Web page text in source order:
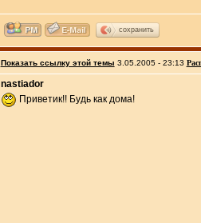
сохранить
Показать ссылку этой темы 3.05.2005 - 23:13
nastiador
Приветик!! Будь как дома!